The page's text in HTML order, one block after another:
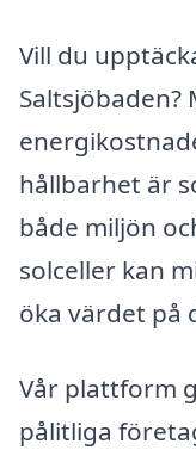
Vill du
Saltsjöbaden?
hållbarhet är
både miljön
solceller kan
öka värdet på
Vår plattform
pålitliga